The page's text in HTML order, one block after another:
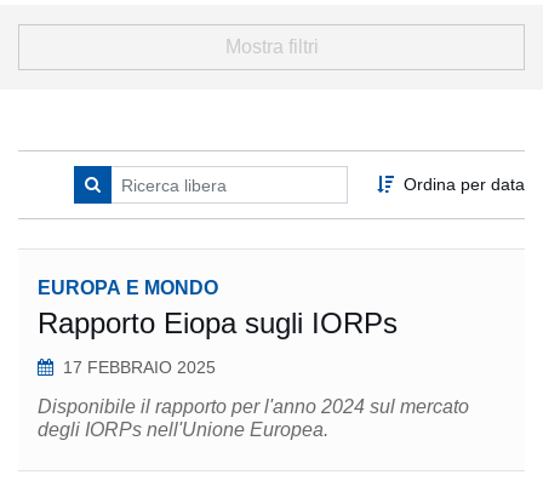
Mostra filtri
Ordina per data
EUROPA E MONDO
Rapporto Eiopa sugli IORPs
17 FEBBRAIO 2025
Disponibile il rapporto per l'anno 2024 sul mercato
degli IORPs nell'Unione Europea.